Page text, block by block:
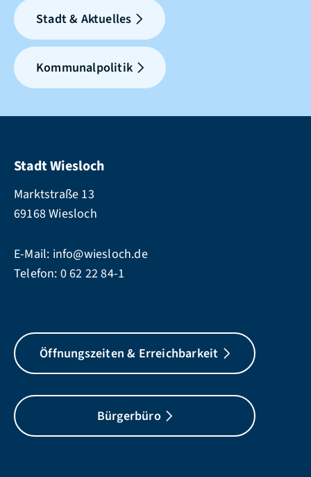
Stadt & Aktuelles
Kommunalpolitik
Stadt Wiesloch
Marktstraße 13
69168 Wiesloch
E-Mail: info@wiesloch.de
Telefon: 0 62 22 84-1
Öffnungszeiten & Erreichbarkeit
Bürgerbüro